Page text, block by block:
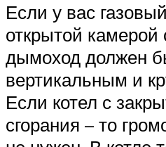
Если у вас
открытой камерой
дымоход должен
вертикальным и
Если котел с
сгорания – то